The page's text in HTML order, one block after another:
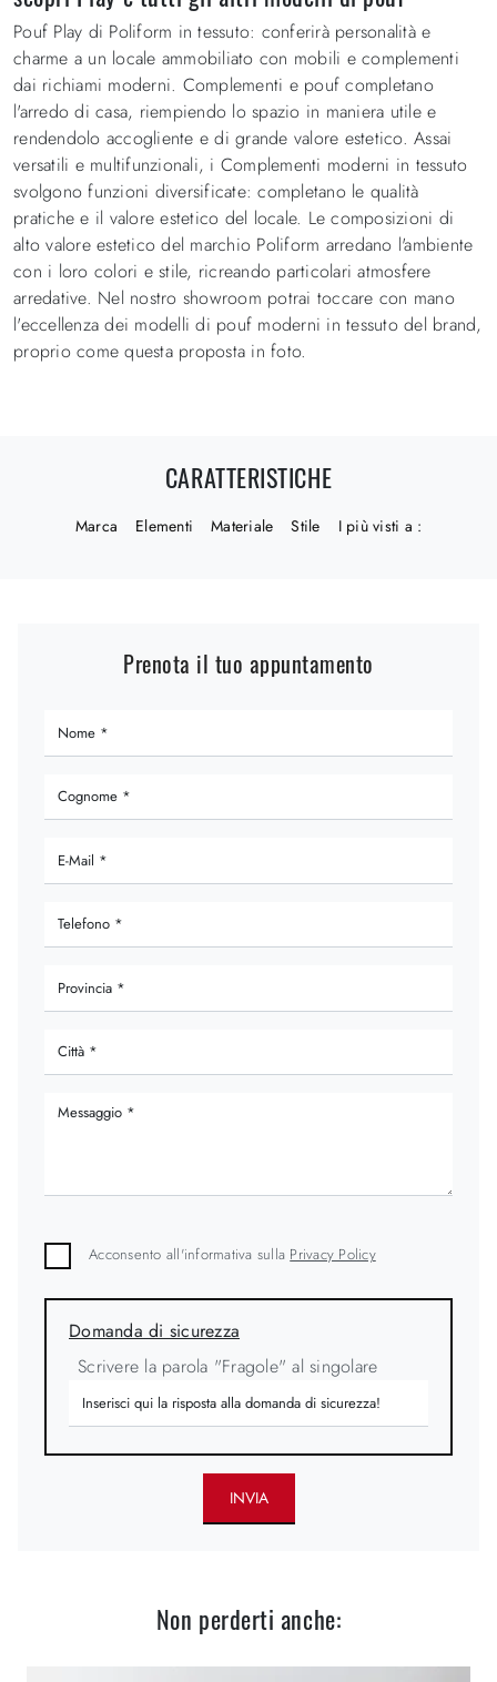
Pouf Play di Poliform in tessuto: conferirà personalità e
charme a un locale ammobiliato con mobili e complementi
dai richiami moderni. Complementi e pouf completano
l'arredo di casa, riempiendo lo spazio in maniera utile e
rendendolo accogliente e di grande valore estetico. Assai
versatili e multifunzionali, i Complementi moderni in tessuto
svolgono funzioni diversificate: completano le qualità
pratiche e il valore estetico del locale. Le composizioni di
alto valore estetico del marchio Poliform arredano l'ambiente
con i loro colori e stile, ricreando particolari atmosfere
arredative. Nel nostro showroom potrai toccare con mano
l'eccellenza dei modelli di pouf moderni in tessuto del brand,
proprio come questa proposta in foto.
CARATTERISTICHE
Marca Elementi Materiale Stile I più visti a :
Prenota il tuo appuntamento
Acconsento all'informativa sulla Privacy Policy
Domanda di sicurezza
Scrivere la parola "Fragole" al singolare
INVIA
Non perderti anche: